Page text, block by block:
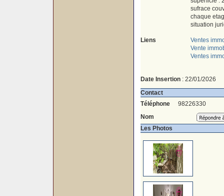
sufrace
chaque
situation
Liens
Ventes
Vente
Ventes
Date Insertion: 22/01/2026
Contact
Téléphone
98226330
Nom
Les Photos